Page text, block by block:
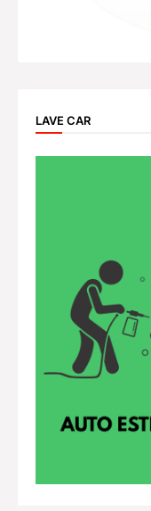
LAVE CAR